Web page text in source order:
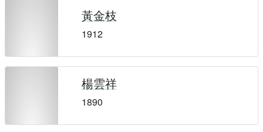
黃金枝
1912
楊雲祥
1890